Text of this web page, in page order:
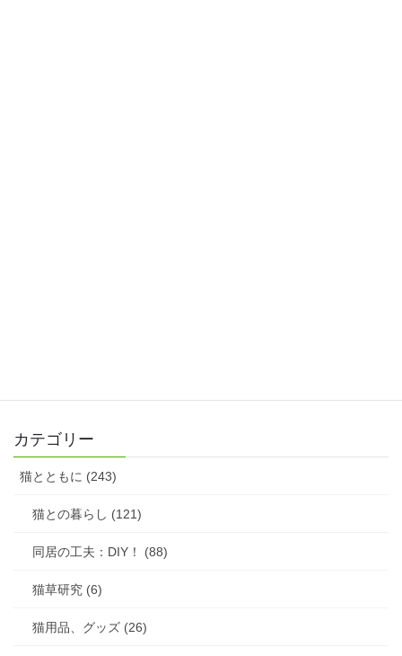
カテゴリー
猫とともに (243)
猫との暮らし (121)
同居の工夫：DIY！ (88)
猫草研究 (6)
猫用品、グッズ (26)